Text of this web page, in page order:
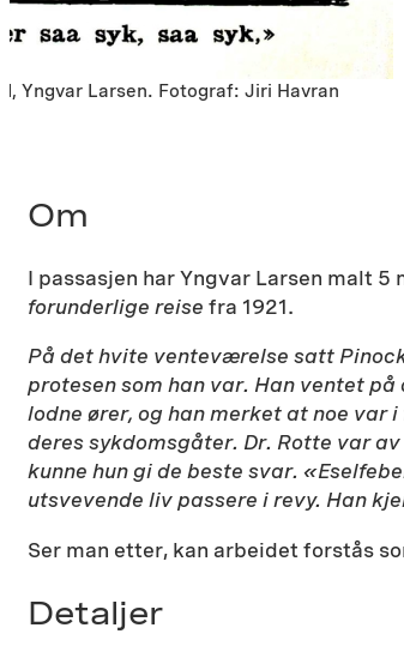
Yngvar Larsen. Fotograf: Jiri Havran
Om
I passasjen har Yngvar Larsen malt
forunderlige reise fra 1921.
På det hvite venteværelse satt
protesen som han var. Han ventet
lodne ører, og han merket at noe var
deres sykdomsgåter. Dr. Rotte var
kunne hun gi de beste svar.
utsvevende liv passere i revy. Han
Ser man etter, kan arbeidet forstås
Detaljer